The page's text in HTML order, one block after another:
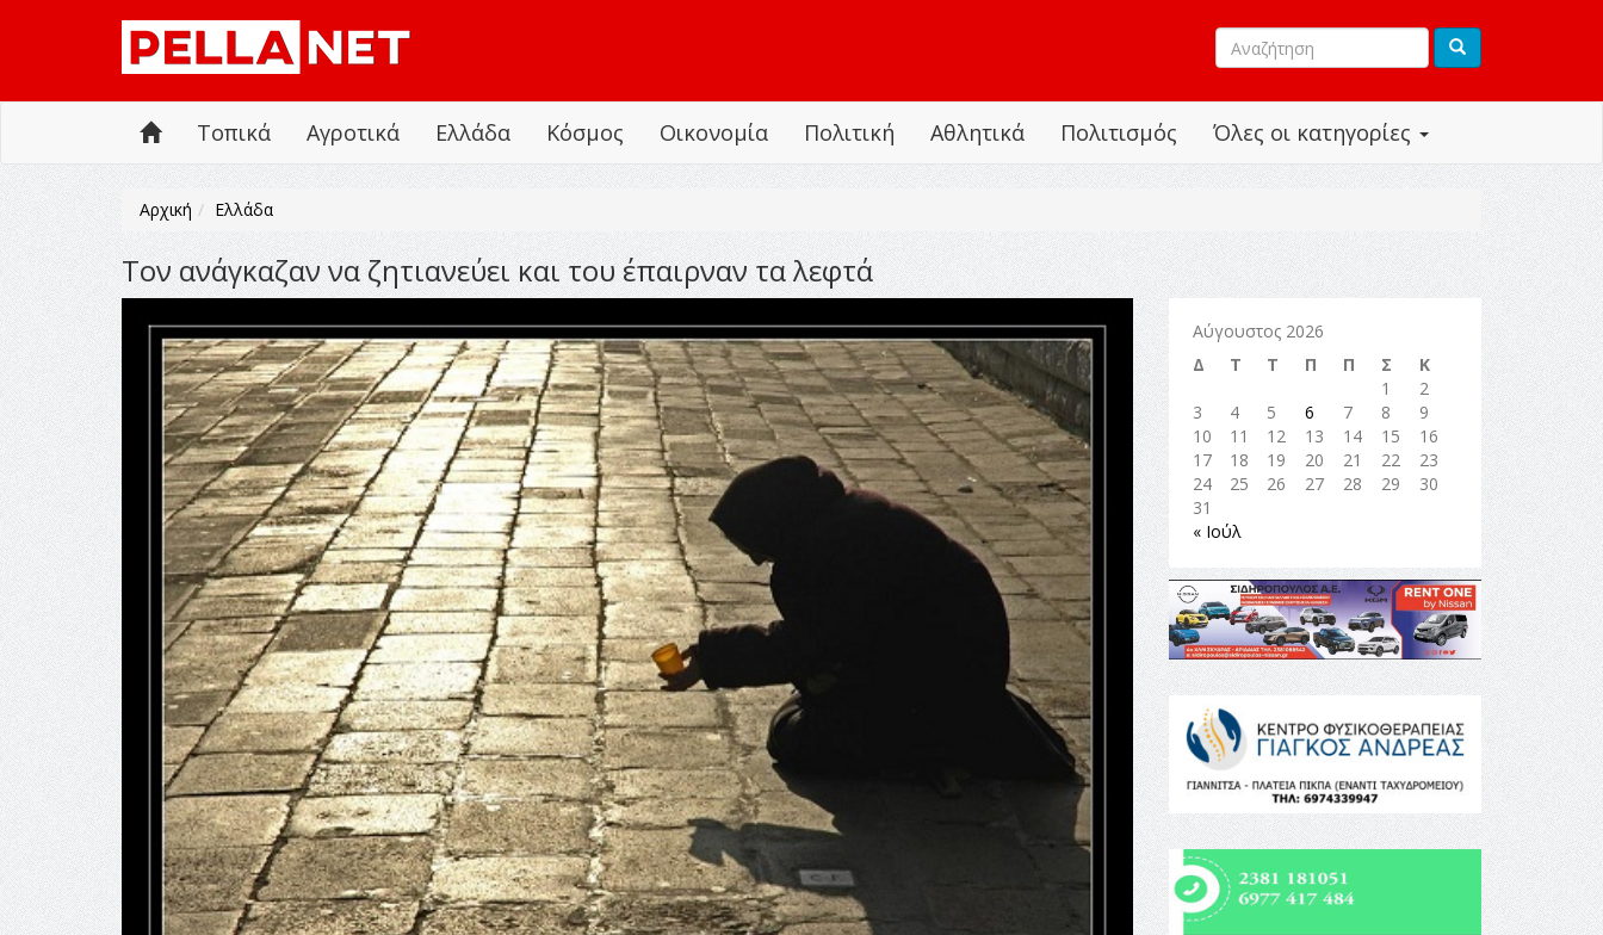
Όλες οι κατηγορίες
Τοπικά Αγροτικά Ελλάδα Κόσμος Οικονομία Πολιτική Αθλητικά Πολιτισμός
Αρχική Ελλάδα
Τον ανάγκαζαν να ζητιανεύει και του έπαιρναν τα λεφτά
Αύγουστος 2026
Δ
Τ Τ Π Π Σ
Κ
1
2
3
4 5 6 7 8
9
10
11 12 13 14 15
16
17
18 19 20 21 22
23
24
25 26 27 28 29
30
31
« Ιούλ